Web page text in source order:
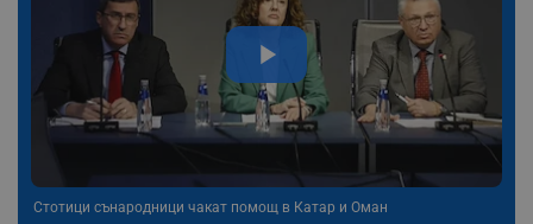
Стотици сънародници чакат помощ в Катар и Оман